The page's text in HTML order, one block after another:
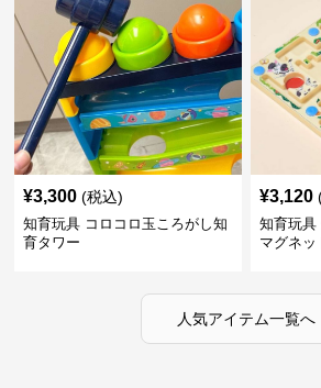
¥3,300 (税込)
知育玩具 コロコロ玉ころがし知
育タワー
¥3,120
知育玩具
マグネッ
人気アイテム一覧へ